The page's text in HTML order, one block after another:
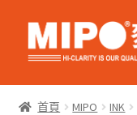
Skip
to
Skip
to
網上購物
首頁 MIPO INK